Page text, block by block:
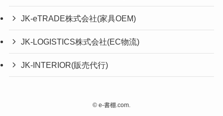
JK-eTRADE株式会社(家具OEM)
JK-LOGISTICS株式会社(EC物流)
JK-INTERIOR(販売代行)
© e-書棚.com.